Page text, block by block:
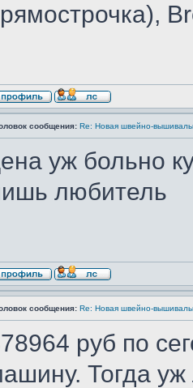
сообщения: Re: Новая швейно-
уж больно
любитель
сообщения: Re: Новая швейно-
руб по
Тогда